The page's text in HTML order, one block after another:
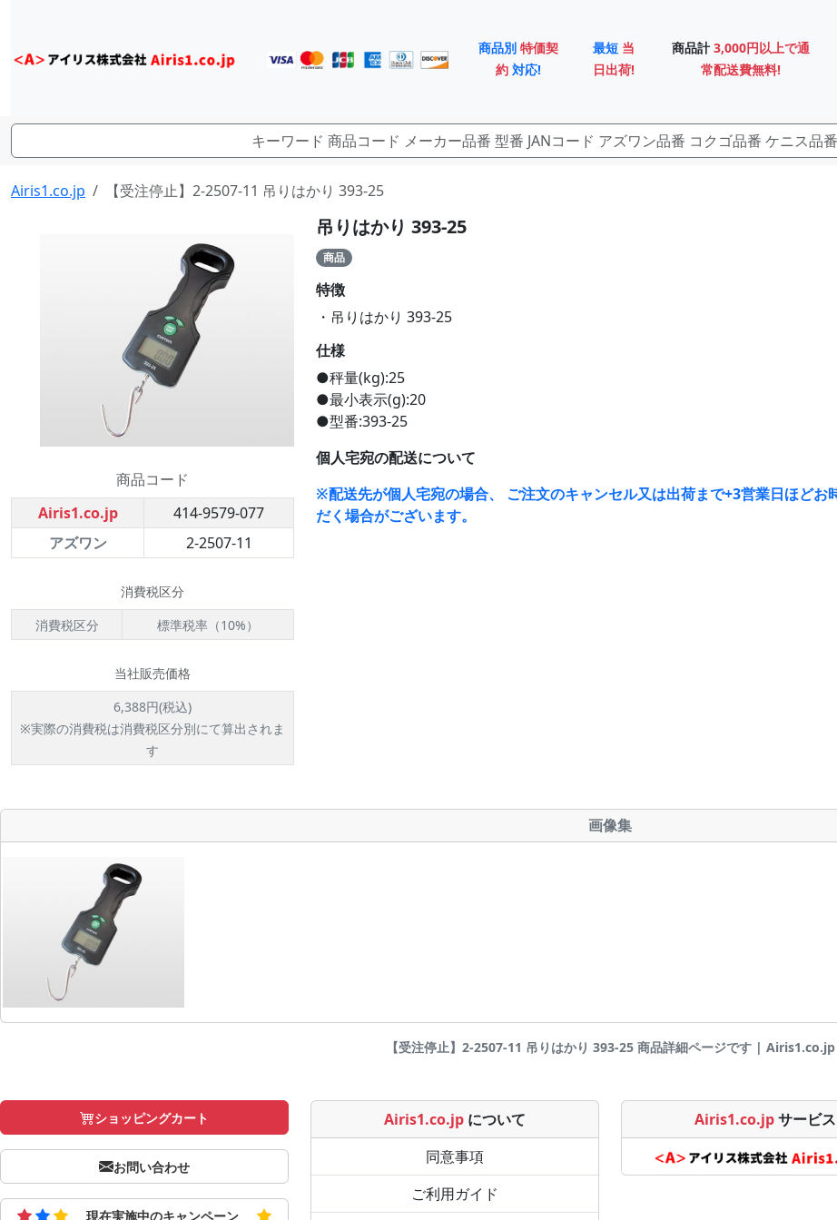
商品別 特価契
約 対応!
最短 当
日出荷!
商品計 3,000円以上で通
常配送費無料!
Airis1.co.jp 【受注停止】2-2507-11 吊りはかり 393-25
商品コード
Airis1.co.jp
414-9579-077
アズワン
2-2507-11
消費税区分
消費税区分
標準税率（10%）
当社販売価格
6,388円(税込)
※実際の消費税は消費税区分別にて算出されま
す
吊りはかり 393-25
商品
特徴
・吊りはかり 393-25
仕様
●秤量(kg):25
●最小表示(g):20
●型番:393-25
個人宅宛の配送について
※配送先が個人宅宛の場合、 ご注文のキャンセル又は出荷まで+3営業日ほどお
だく場合がございます。
画像集
【受注停止】2-2507-11 吊りはかり 393-25 商品詳細ページです | Airis1.co.jp
ショッピングカート
お問い合わせ
現在実施中のキャンペーン
Airis1.co.jp について
同意事項
ご利用ガイド
Airis1.co.jpサービス